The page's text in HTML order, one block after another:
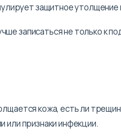
защитное утолщение
записаться не только к
кожа, есть ли
или признаки инфекции.